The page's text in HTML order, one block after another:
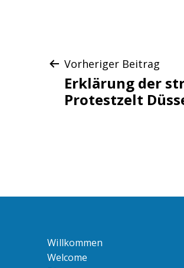
Vorheriger Beitrag
Erklärung der
Protestzelt
Willkommen
Welcome